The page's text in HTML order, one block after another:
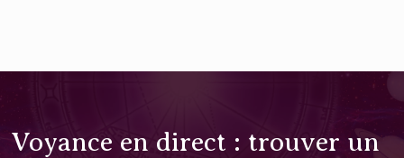
Voyance en direct : trouver un